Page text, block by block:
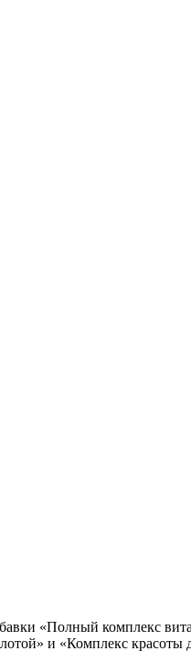
«Полный комплекс
и «Комплекс красоты